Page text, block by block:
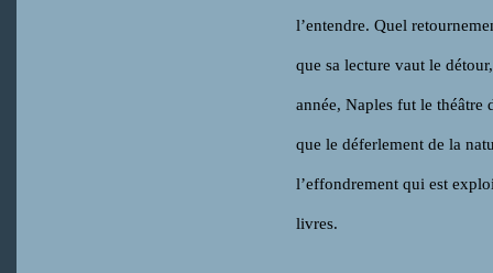
l’entendre. Quel
que sa lecture vaut le
année, Naples fut le
que le déferlement de la
l’effondrement qui est
livres.